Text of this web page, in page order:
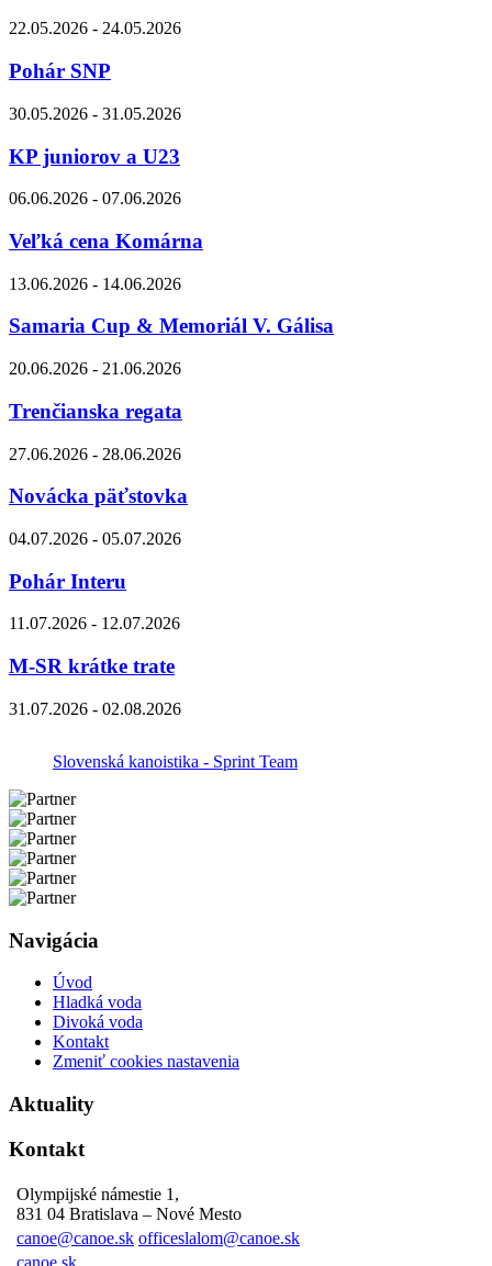
22.05.2026 - 24.05.2026
Pohár SNP
30.05.2026 - 31.05.2026
KP juniorov a U23
06.06.2026 - 07.06.2026
Veľká cena Komárna
13.06.2026 - 14.06.2026
Samaria Cup & Memoriál V. Gálisa
20.06.2026 - 21.06.2026
Trenčianska regata
27.06.2026 - 28.06.2026
Novácka päťstovka
04.07.2026 - 05.07.2026
Pohár Interu
11.07.2026 - 12.07.2026
M-SR krátke trate
31.07.2026 - 02.08.2026
Slovenská kanoistika - Sprint Team
Navigácia
Úvod
Hladká voda
Divoká voda
Kontakt
Zmeniť cookies nastavenia
Aktuality
Kontakt
Olympijské námestie 1,
831 04 Bratislava – Nové Mesto
canoe@canoe.sk officeslalom@canoe.sk